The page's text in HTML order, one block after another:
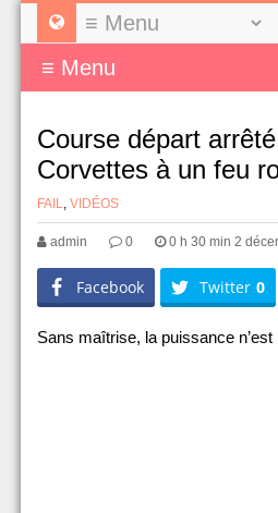
Course départ
Corvettes à un feu
FAIL, VIDÉOS
admin 0 0 h 30 min 2
Facebook Twitter 0
Sans maîtrise, la puissance n’est